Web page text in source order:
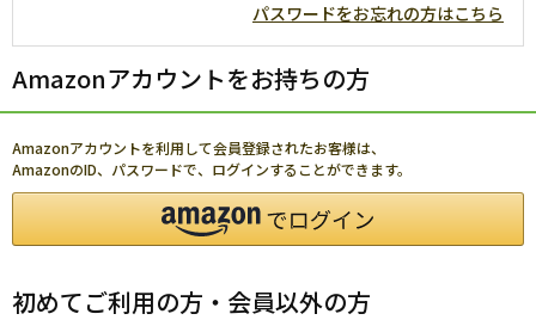
パスワードをお忘れの方はこちら
Amazonアカウントをお持ちの方
Amazonアカウントを利用して会員登録されたお客様は、
AmazonのID、パスワードで、ログインすることができます。
初めてご利用の方・会員以外の方